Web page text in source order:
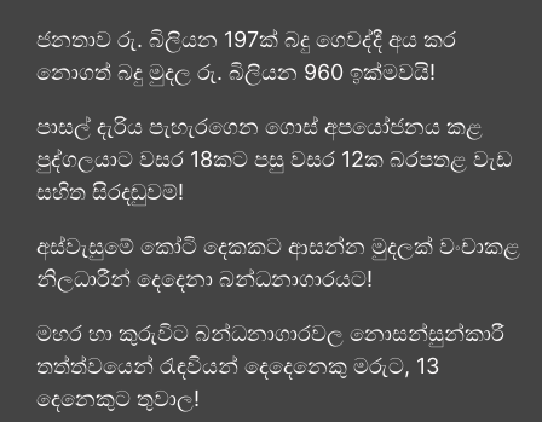
ජනතාව රු. බිලියන 197ක් බදු ගෙවද්දී අය කර
නොගත් බදු මුදල රු. බිලියන 960 ඉක්මවයි!
පාසල් දැරිය පැහැරගෙන ගොස් අපයෝජනය කළ
පුද්ගලයාට වසර 18කට පසු වසර 12ක බරපතළ වැඩ
සහිත සිරදඬුවම්!
අස්වැසුමේ කෝටි දෙකකට ආසන්න මුදලක් වංචාකළ
නිලධාරීන් දෙදෙනා බන්ධනාගාරයට!
මහර හා කුරුවිට බන්ධනාගාරවල නොසන්සුන්කාරී
තත්ත්වයෙන් රැඳවියන් දෙදෙනෙකු මරුට, 13
දෙනෙකුට තුවාල!